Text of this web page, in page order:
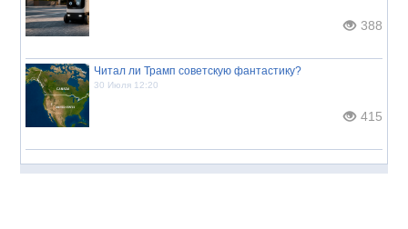
388
Читал ли Трамп советскую фантастику?
30 Июля 12:20
415